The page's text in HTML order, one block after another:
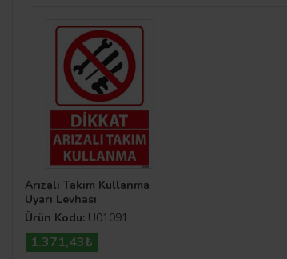
Arızalı Takım Kullanma
Uyarı Levhası
Ürün Kodu: U01091
1.371,43₺